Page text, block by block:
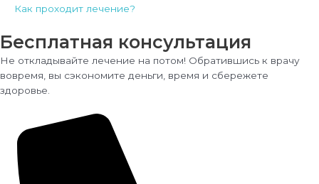
Как проходит лечение?
Бесплатная консультация
Не откладывайте лечение на потом! Обратившись к врачу
вовремя, вы сэкономите деньги, время и сбережете
здоровье.